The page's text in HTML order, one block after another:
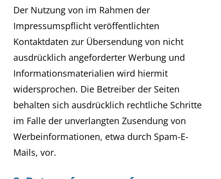
Der Nutzung von im Rahmen der
Impressumspflicht veröffentlichten
Kontaktdaten zur Übersendung von nicht
ausdrücklich angeforderter Werbung und
Informationsmaterialien wird hiermit
widersprochen. Die Betreiber der Seiten
behalten sich ausdrücklich rechtliche Schritte
im Falle der unverlangten Zusendung von
Werbeinformationen, etwa durch Spam-E-
Mails, vor.